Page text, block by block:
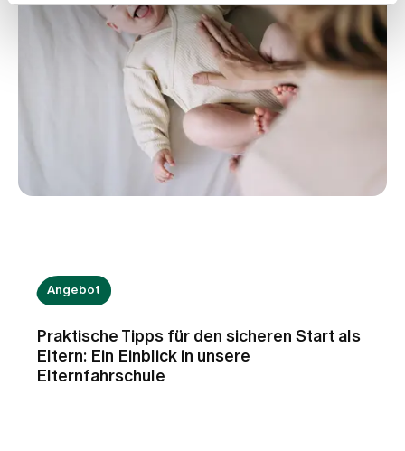
Angebot
Praktische Tipps für den sicheren Start als
Eltern: Ein Einblick in unsere
Elternfahrschule